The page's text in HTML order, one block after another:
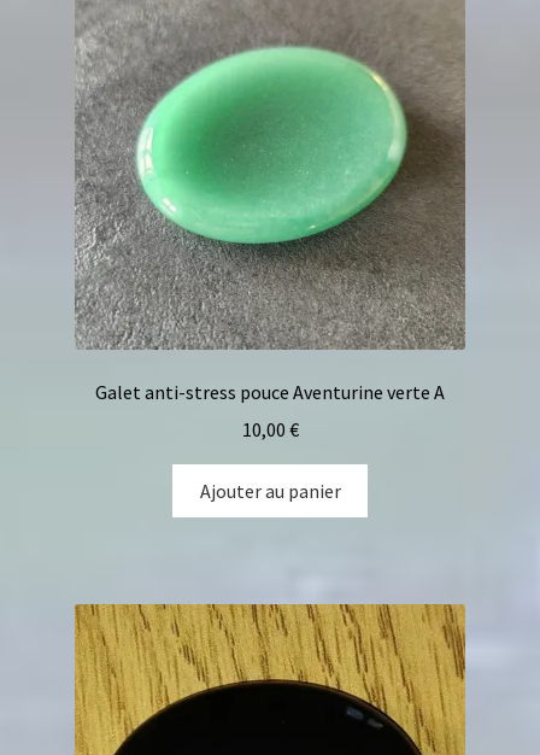
Galet anti-stress pouce Aventurine verte A
10,00 €
Ajouter au panier